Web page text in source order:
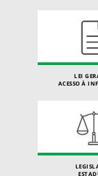
LEI
ACESSO À